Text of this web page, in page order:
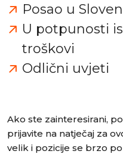
Posao u
U potpunosti
troškovi
Odlični uvjeti
Ako ste zainteresirani,
prijavite na natječaj za
velik i pozicije se brzo